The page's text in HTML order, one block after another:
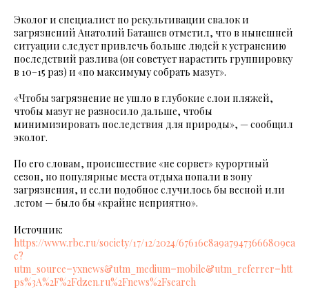
Эколог и специалист по рекультивации свалок и
загрязнений Анатолий Баташев отметил, что в нынешней
ситуации следует привлечь больше людей к устранению
последствий разлива (он советует нарастить группировку
в 10–15 раз) и «по максимуму собрать мазут».
«Чтобы загрязнение не ушло в глубокие слои пляжей,
чтобы мазут не разносило дальше, чтобы
минимизировать последствия для природы», — сообщил
эколог.
По его словам, происшествие «не сорвет» курортный
сезон, но популярные места отдыха попали в зону
загрязнения, и если подобное случилось бы весной или
летом — было бы «крайне неприятно».
Источник:
https://www.rbc.ru/society/17/12/2024/67616c8a9a79473666809ea
e?
utm_source=yxnews&utm_medium=mobile&utm_referrer=htt
ps%3A%2F%2Fdzen.ru%2Fnews%2Fsearch